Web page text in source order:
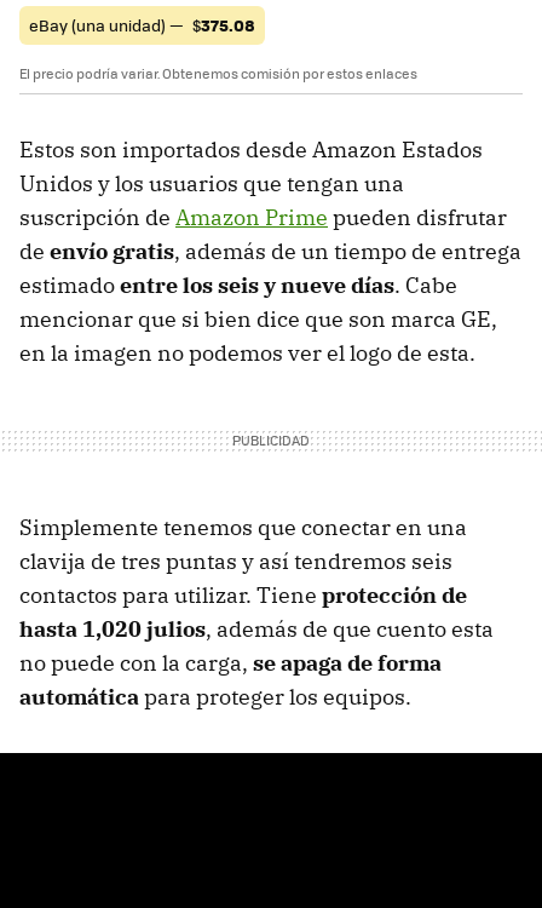
eBay (una unidad) — $375.08
El precio podría variar. Obtenemos comisión por estos enlaces
Estos son importados desde Amazon Estados
Unidos y los usuarios que tengan una
suscripción de Amazon Prime pueden disfrutar
de envío gratis, además de un tiempo de entrega
estimadoentre los seis y nueve días. Cabe
mencionar que si bien dice que son marca GE,
en la imagen no podemos ver el logo de esta.
Simplemente tenemos que conectar en una
clavija de tres puntas y así tendremos seis
contactos para utilizar. Tiene protección de
hasta 1,020 julios, además de que cuento esta
no puede con la carga, se apaga de forma
automáticapara proteger los equipos.